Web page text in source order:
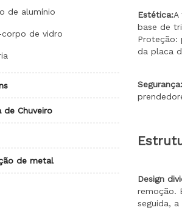
de alumínio
corpo de vidro
de Chuveiro
de metal